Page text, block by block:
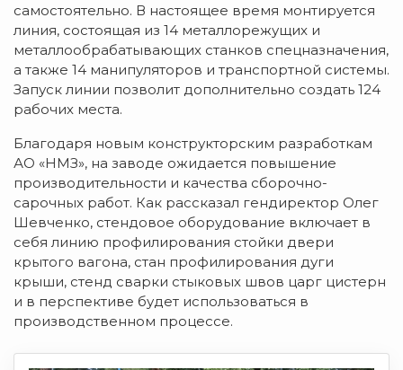
самостоятельно. В настоящее время монтируется
линия, состоящая из 14 металлорежущих и
металлообрабатывающих станков спецназначения,
а также 14 манипуляторов и транспортной системы.
Запуск линии позволит дополнительно создать 124
рабочих места.
Благодаря новым конструкторским разработкам
АО «НМЗ», на заводе ожидается повышение
производительности и качества сборочно-
сарочных работ. Как рассказал гендиректор Олег
Шевченко, стендовое оборудование включает в
себя линию профилирования стойки двери
крытого вагона, стан профилирования дуги
крыши, стенд сварки стыковых швов царг цистерн
и в перспективе будет использоваться в
производственном процессе.